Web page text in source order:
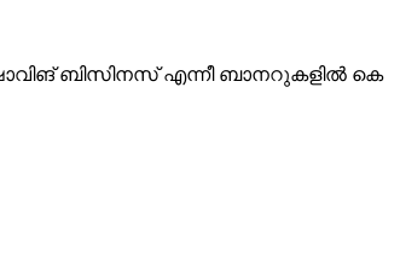
ബിസിനസ് എന്നീ ബാനറുകളിൽ കെ